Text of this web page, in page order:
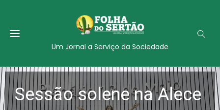
Um Jornal a Serviço da Sociedade
Sessão solene na Alece